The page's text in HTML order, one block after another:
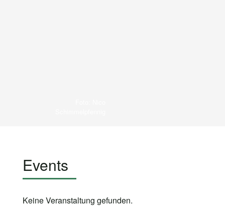
Events
Keine Veranstaltung gefunden.